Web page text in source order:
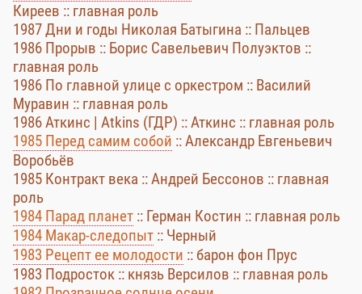
Киреев :: главная роль
1987 Дни и годы Николая Батыгина :: Пальцев
1986 Прорыв :: Борис Савельевич Полуэктов ::
главная роль
1986 По главной улице с оркестром :: Василий
Муравин :: главная роль
1986 Аткинс | Atkins (ГДР) :: Аткинс :: главная роль
1985 Перед самим собой :: Александр Евгеньевич
Воробьёв
1985 Контракт века :: Андрей Бессонов :: главная
роль
1984 Парад планет :: Герман Костин :: главная роль
1984 Макар-следопыт :: Черный
1983 Рецепт ее молодости :: барон фон Прус
1983 Подросток :: князь Версилов :: главная роль